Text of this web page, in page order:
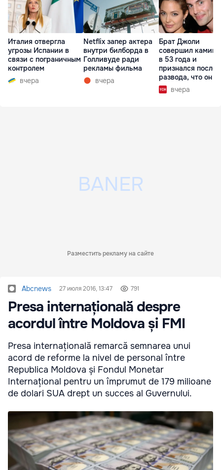
Италия отвергла
угрозы Испании в
связи с пограничным
контролем
вчера
Netflix запер актера
внутри билборда в
Голливуде ради
рекламы фильма
вчера
Брат Джоли
совершил
в 53 года и
признался после
развода, что он
вчера
Разместить рекламу на сайте
Abcnews 27 июля 2016, 13:47 791
Presa internațională despre
acordul între Moldova și FMI
Presa internațională remarcă semnarea unui
acord de reforme la nivel de personal între
Republica Moldova și Fondul Monetar
Internațional pentru un împrumut de 179 milioane
de dolari SUA drept un succes al Guvernului.